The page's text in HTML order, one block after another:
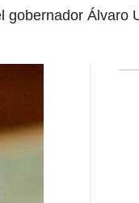
gobernador Álvaro